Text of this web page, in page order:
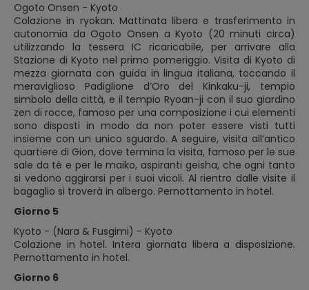
Ogoto Onsen - Kyoto
Colazione in ryokan. Mattinata libera e trasferimento in
autonomia da Ogoto Onsen a Kyoto (20 minuti circa)
utilizzando la tessera IC ricaricabile, per arrivare alla
Stazione di Kyoto nel primo pomeriggio. Visita di Kyoto di
mezza giornata con guida in lingua italiana, toccando il
meraviglioso Padiglione d’Oro del Kinkaku-ji, tempio
simbolo della città, e il tempio Ryoan-ji con il suo giardino
zen di rocce, famoso per una composizione i cui elementi
sono disposti in modo da non poter essere visti tutti
insieme con un unico sguardo. A seguire, visita all’antico
quartiere di Gion, dove termina la visita, famoso per le sue
sale da tè e per le maiko, aspiranti geisha, che ogni tanto
si vedono aggirarsi per i suoi vicoli. Al rientro dalle visite il
bagaglio si troverà in albergo. Pernottamento in hotel.
Giorno 5
Kyoto - (Nara & Fusgimi) - Kyoto
Colazione in hotel. Intera giornata libera a disposizione.
Pernottamento in hotel.
Giorno 6